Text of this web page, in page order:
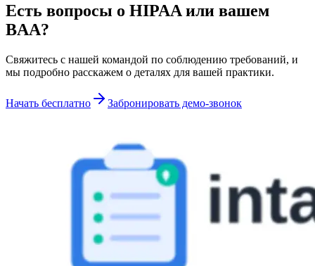
Есть вопросы о HIPAA или вашем
BAA?
Свяжитесь с нашей командой по соблюдению требований, и
мы подробно расскажем о деталях для вашей практики.
Начать бесплатно Забронировать демо-звонок